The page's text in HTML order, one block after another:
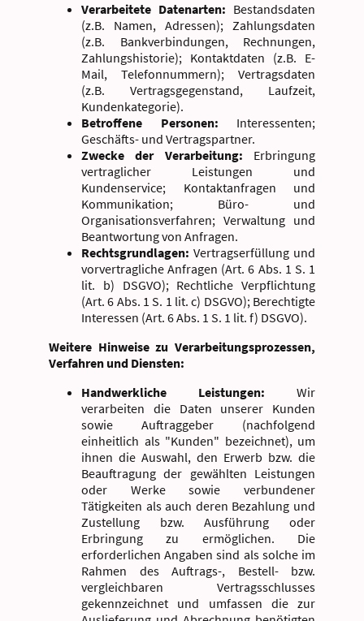
Verarbeitete Datenarten: Bestandsdaten
(z.B. Namen, Adressen); Zahlungsdaten
(z.B. Bankverbindungen, Rechnungen,
Zahlungshistorie); Kontaktdaten (z.B. E-
Mail, Telefonnummern); Vertragsdaten
(z.B. Vertragsgegenstand, Laufzeit,
Kundenkategorie).
Betroffene Personen: Interessenten;
Geschäfts- und Vertragspartner.
Zwecke der Verarbeitung: Erbringung
vertraglicher Leistungen und
Kundenservice; Kontaktanfragen und
Kommunikation; Büro- und
Organisationsverfahren; Verwaltung und
Beantwortung von Anfragen.
Rechtsgrundlagen: Vertragserfüllung und
vorvertragliche Anfragen (Art. 6 Abs. 1 S. 1
lit. b) DSGVO); Rechtliche Verpflichtung
(Art. 6 Abs. 1 S. 1 lit. c) DSGVO); Berechtigte
Interessen (Art. 6 Abs. 1 S. 1 lit. f) DSGVO).
Weitere Hinweise zu Verarbeitungsprozessen,
Verfahren und Diensten:
Handwerkliche Leistungen: Wir
verarbeiten die Daten unserer Kunden
sowie Auftraggeber (nachfolgend
einheitlich als "Kunden" bezeichnet), um
ihnen die Auswahl, den Erwerb bzw. die
Beauftragung der gewählten Leistungen
oder Werke sowie verbundener
Tätigkeiten als auch deren Bezahlung und
Zustellung bzw. Ausführung oder
Erbringung zu ermöglichen. Die
erforderlichen Angaben sind als solche im
Rahmen des Auftrags-, Bestell- bzw.
vergleichbaren Vertragsschlusses
gekennzeichnet und umfassen die zur